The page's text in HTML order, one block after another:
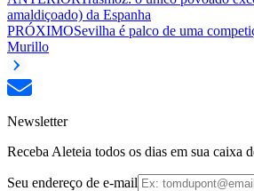
amaldiçoado) da Espanha
PRÓXIMOSevilha é palco de uma
Murillo
Newsletter
Receba Aleteia todos os dias em sua caixa
Seu endereço de e-mail